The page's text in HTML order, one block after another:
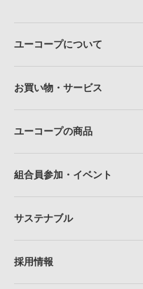
ユーコープについて
お買い物・サービス
ユーコープの商品
組合員参加・イベント
サステナブル
採用情報